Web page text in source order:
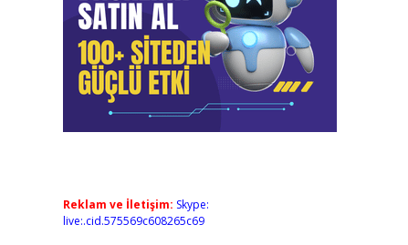
Reklam ve İletişim: Skype:
live:.cid.575569c608265c69